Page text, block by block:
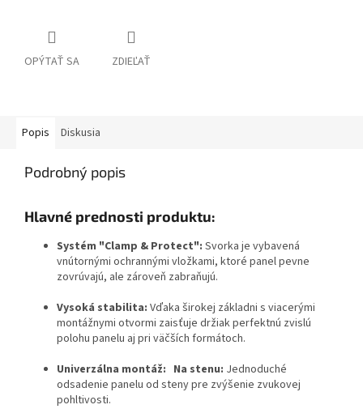
OPÝTAŤ SA ZDIEĽAŤ
Popis Diskusia
Podrobný popis
Hlavné prednosti produktu:
Systém "Clamp & Protect": Svorka je vybavená
vnútornými ochrannými vložkami, ktoré panel pevne
zovrúvajú, ale zároveň zabraňujú.
Vysoká stabilita: Vďaka širokej základni s viacerými
montážnymi otvormi zaisťuje držiak perfektnú zvislú
polohu panelu aj pri väčších formátoch.
Univerzálna montáž: Na stenu: Jednoduché
odsadenie panelu od steny pre zvýšenie zvukovej
pohltivosti.